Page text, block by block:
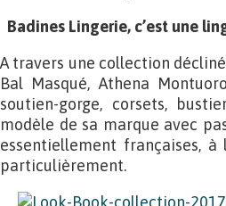
Badines Lingerie, c’est une
A travers une collection
Bal Masqué, Athena
soutien-gorge, corsets,
modèle de sa marque avec
essentiellement françaises,
particulièrement.